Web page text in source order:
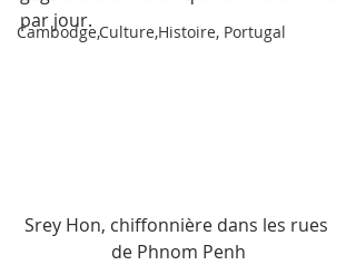
Cambodge,Culture,Histoire, Portugal
par jour.
Srey Hon, chiffonnière dans les rues
de Phnom Penh